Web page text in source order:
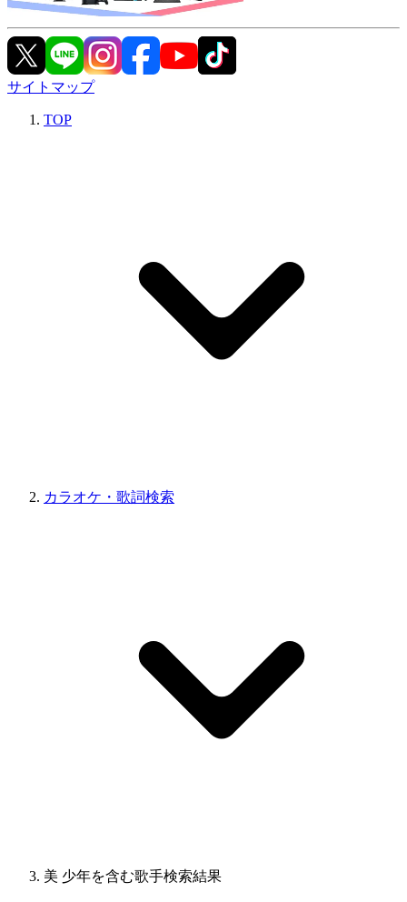
サイトマップ
TOP
カラオケ・歌詞検索
美 少年を含む歌手検索結果